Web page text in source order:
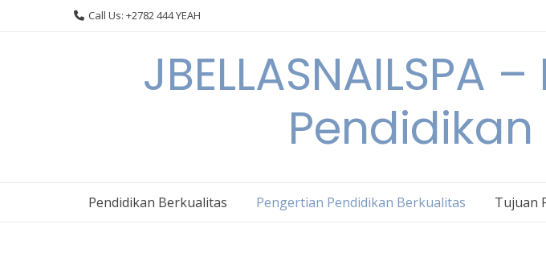
Call Us: +2782 444 YEAH
Pendidikan Berkualitas Pengertian Pendidikan Berkualitas Tujuan